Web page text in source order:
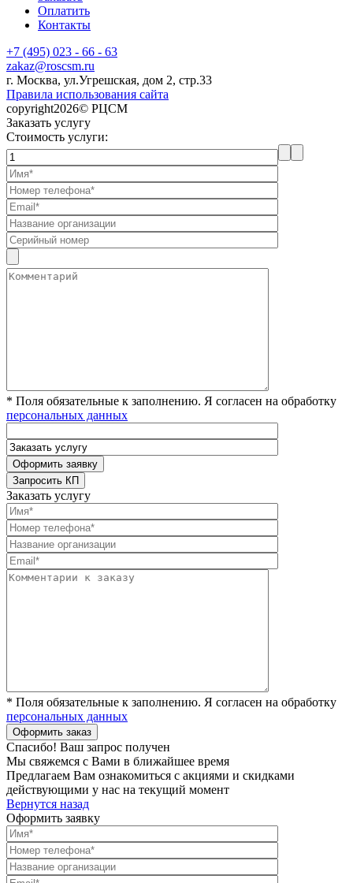
Оплатить
Контакты
+7 (495) 023 - 66 - 63
zakaz@roscsm.ru
г. Москва, ул.Угрешская, дом 2, стр.33
Правила использования сайта
copyright2026© РЦСМ
Заказать услугу
Стоимость услуги:
* Поля обязательные к заполнению. Я согласен на обработку
персональных данных
Заказать услугу
* Поля обязательные к заполнению. Я согласен на обработку
персональных данных
Спасибо! Ваш запрос получен
Мы свяжемся с Вами в ближайшее время
Предлагаем Вам ознакомиться с акциями и скидками
действующими у нас на текущий момент
Вернутся назад
Оформить заявку